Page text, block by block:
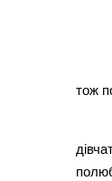
тож